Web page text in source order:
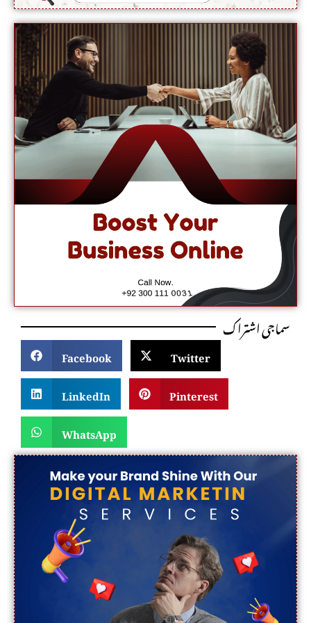
سماجی اشتراک
Facebook
Twitter
LinkedIn
Pinterest
WhatsApp